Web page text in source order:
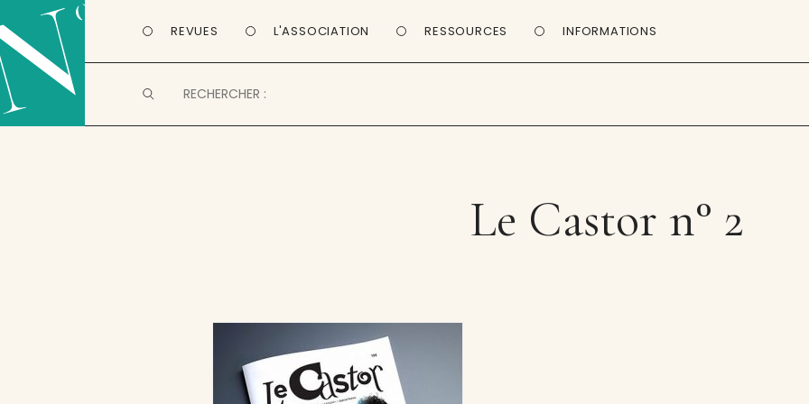
REVUES L'ASSOCIATION RESSOURCES INFORMATIONS
Le Castor n° 2